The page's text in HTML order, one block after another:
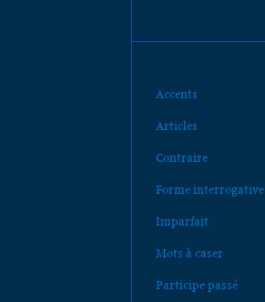
Accents
Articles
Contraire
Forme interrogative
Imparfait
Mots à caser
Participe passé